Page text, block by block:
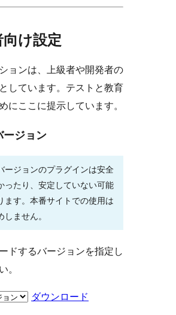
け設定
ョンは、上級者や開発者の
しています。テストと教育
にここに提示しています。
ージョン
ージョンのプラグインは安全
ったり、安定していない可能
ます。本番サイトでの使用は
しません。
ドするバージョンを指定し
。
ダウンロード